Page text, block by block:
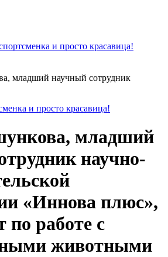
и просто красавица!
младший научный сотрудник
и просто красавица!
младший
научно-
«Иннова плюс»,
по работе с
животными